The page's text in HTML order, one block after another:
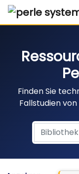
Finden Sie
Fallstudien